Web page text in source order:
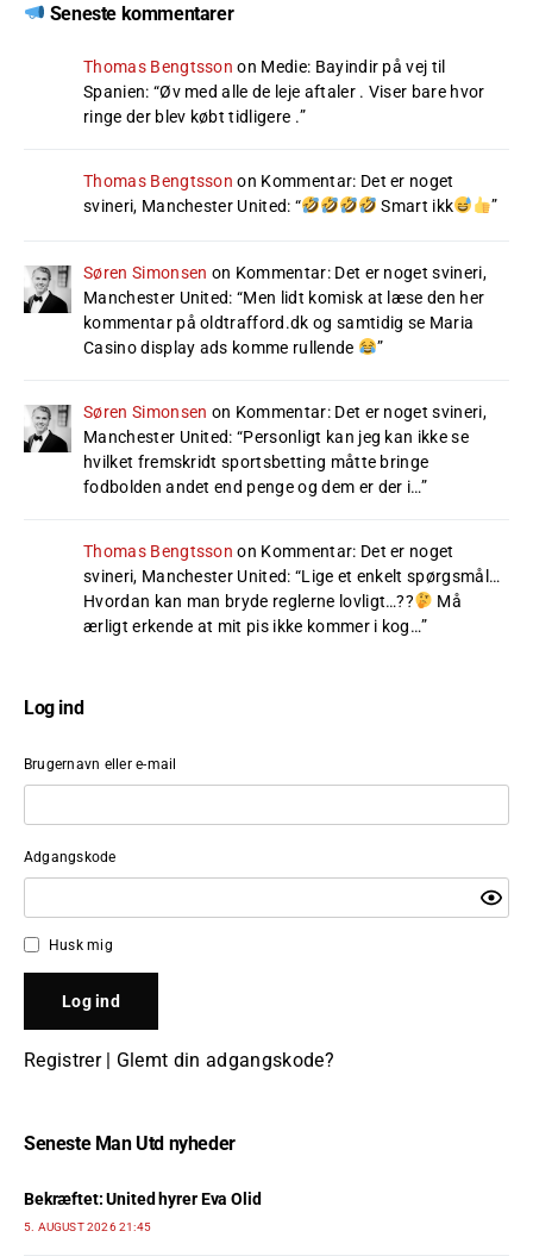
Seneste kommentarer
Thomas Bengtsson on Medie: Bayindir på vej til
Spanien: “Øv med alle de leje aftaler . Viser bare hvor
ringe der blev købt tidligere .”
Thomas Bengtsson on Kommentar: Det er noget
svineri, Manchester United: “ Smart ikk ”
Søren Simonsen on Kommentar: Det er noget svineri,
Manchester United: “Men lidt komisk at læse den her
kommentar på oldtrafford.dk og samtidig se Maria
Casino display ads komme rullende
”
Søren Simonsen on Kommentar: Det er noget svineri,
Manchester United: “Personligt kan jeg kan ikke se
hvilket fremskridt sportsbetting måtte bringe
fodbolden andet end penge og dem er der i…”
Thomas Bengtsson on Kommentar: Det er noget
svineri, Manchester United: “Lige et enkelt spørgsmål…
Hvordan kan man bryde reglerne lovligt…??
Må
ærligt erkende at mit pis ikke kommer i kog…”
Log ind
Brugernavn eller e-mail
Adgangskode
Husk mig
Registrer| Glemt din adgangskode?
Seneste Man Utd nyheder
Bekræftet: United hyrer Eva Olid
5. AUGUST 2026 21:45